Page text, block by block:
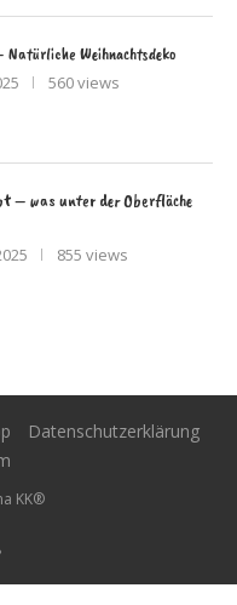
Weihnachtsdeko
560 views
– was unter der Oberfläche
855 views
Datenschutzerklärung
KK®